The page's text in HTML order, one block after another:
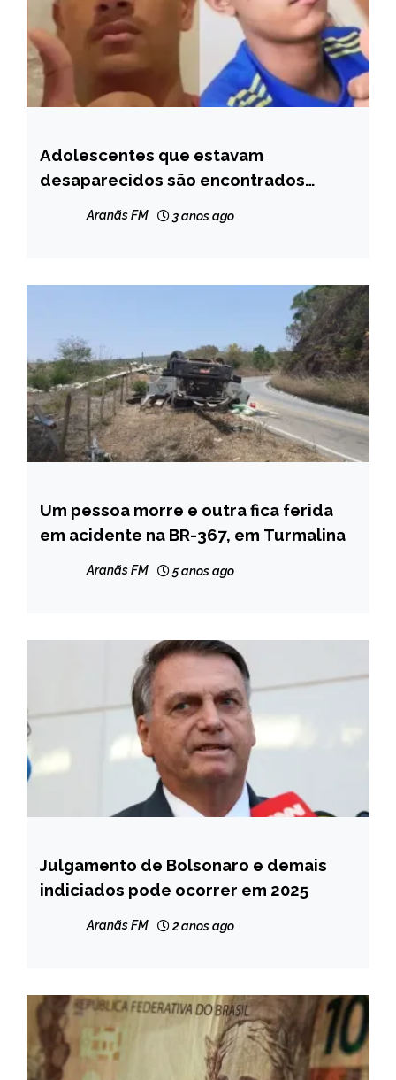
MINAS
GERAIS
NOTÍCIAS
Adolescentes que estavam
desaparecidos são encontrados
Aranãs FM 3 anos ago
MINAS
GERAIS
NOTÍCIAS
Um pessoa morre e outra fica ferida
em acidente na BR-367, em Turmalina
Aranãs FM 5 anos ago
BRASIL
NOTÍCIAS
Julgamento de Bolsonaro e demais
indiciados pode ocorrer em 2025
Aranãs FM 2 anos ago